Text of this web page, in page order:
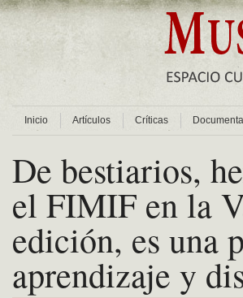
Inicio Artículos Críticas
De bestiarios,
el FIMIF en la
edición, es una
aprendizaje y